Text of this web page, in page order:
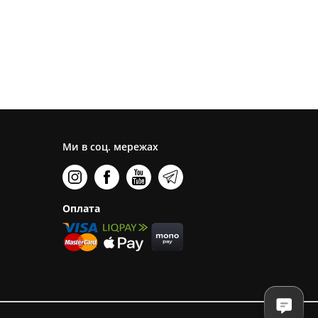
Ми в соц. мережах
Оплата